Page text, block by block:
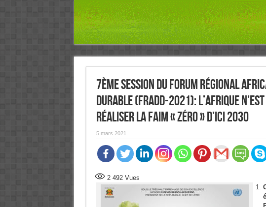
7ème Session du Forum régional
durable (FRADD-2021): L’Afrique
réaliser la faim « zéro » d’ici 2030
5 mars 2021
2 492Vues